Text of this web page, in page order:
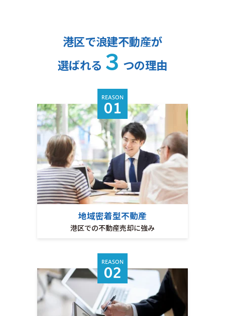
港区で浪建不動産が
選ばれる ３ つの理由
REASON
01
地域密着型不動産
港区での不動産売却に強み
REASON
02